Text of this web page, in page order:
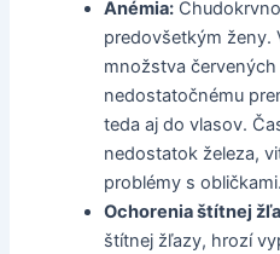
Anémia:
predovšetkým ženy.
množstva
nedostatočnému
teda aj do vlasov.
nedostatok železa,
problémy s obličkami.
Ochorenia štítnej
štítnej žľazy, hrozí